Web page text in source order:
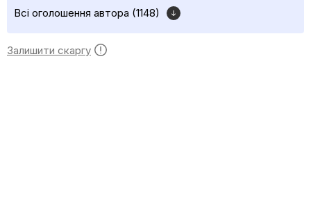
Всі оголошення автора (1148)
Залишити скаргу